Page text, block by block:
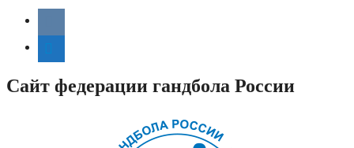
vkontakte
telegram
Сайт федерации гандбола России